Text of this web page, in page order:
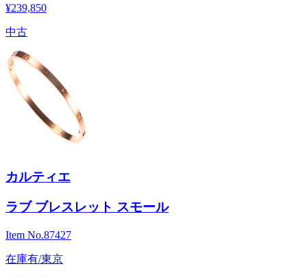
¥239,850
中古
カルティエ
ラブ ブレスレット スモール
Item No.87427
在庫有/東京